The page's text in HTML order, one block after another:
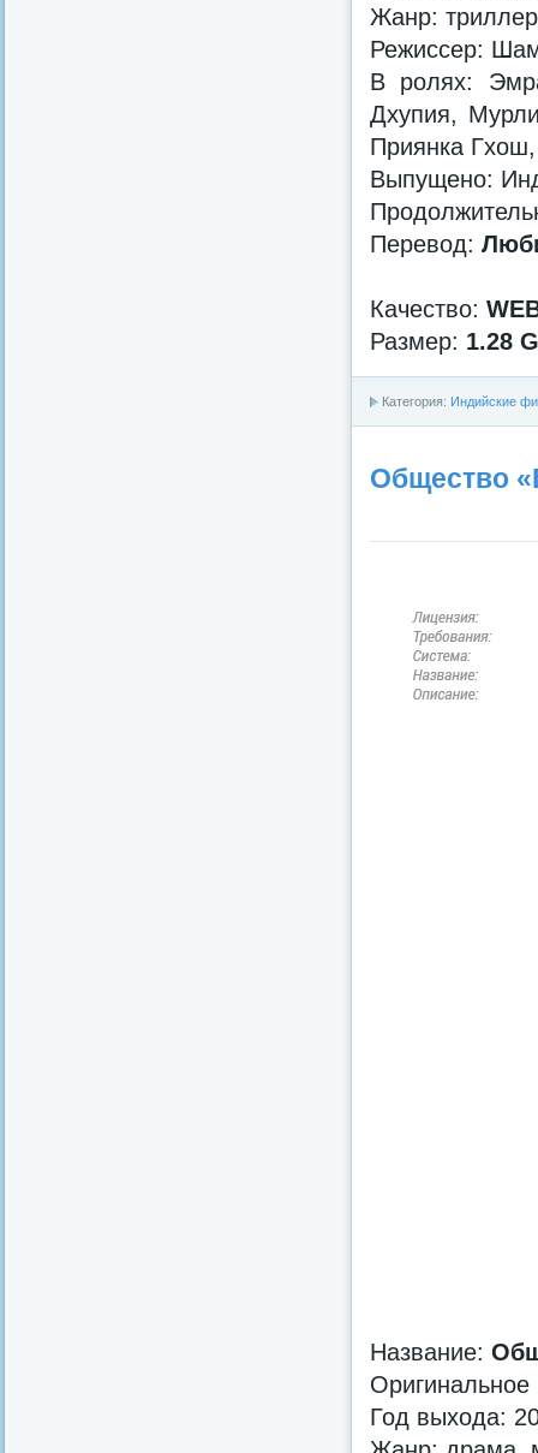
Жанр:
Режиссер:
В ролях:
Дхупия,
Приянка
Выпущено:
Перевод:
Качество:
Размер: 1.28
Категория: Индийские
Общество
Название:
Год выхода: